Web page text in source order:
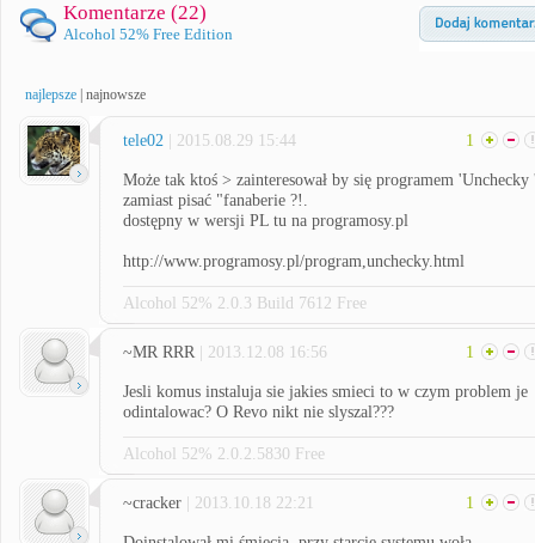
Komentarze (22)
Alcohol 52% Free Edition
najlepsze najnowsze
tele02 | 2015.08.29 15:44 1
Może tak ktoś > zainteresował by się programem 'Unchecky
zamiast pisać "fanaberie ?!.
dostępny w wersji PL tu na programosy.pl
http://www.programosy.pl/program,unchecky.html
Alcohol 52% 2.0.3 Build 7612 Free
~MR RRR | 2013.12.08 16:56 1
Jesli komus instaluja sie jakies smieci to w czym problem je
odintalowac? O Revo nikt nie slyszal???
Alcohol 52% 2.0.2.5830 Free
~cracker | 2013.10.18 22:21 1